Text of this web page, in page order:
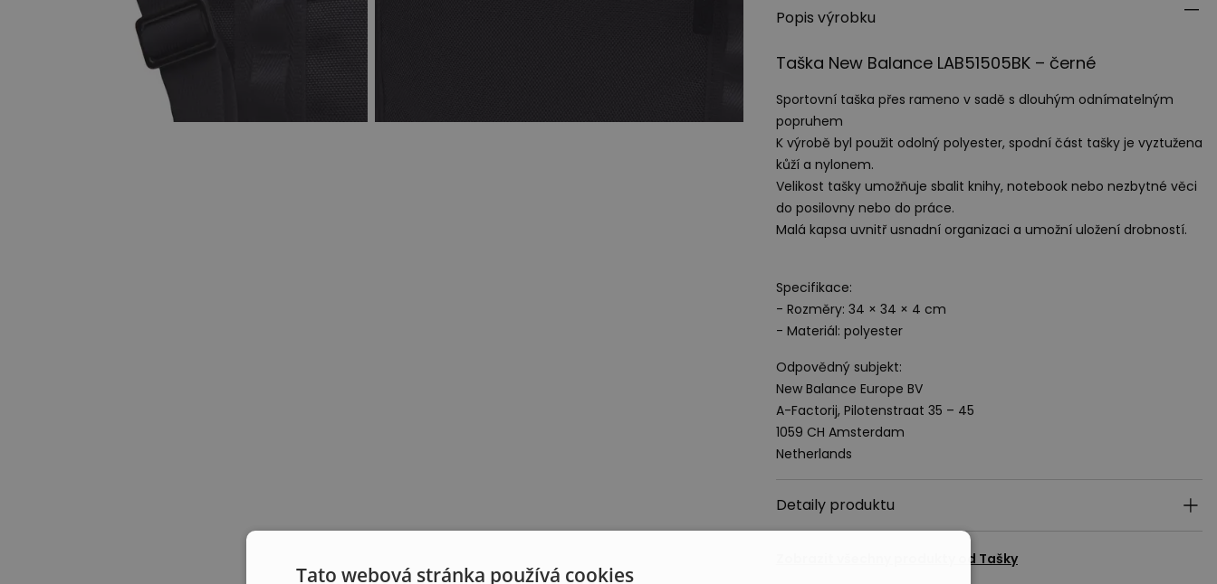
Popis výrobku
Taška New Balance LAB51505BK – černé
Sportovní taška přes rameno v sadě s dlouhým odnímatelným
popruhem
K výrobě byl použit odolný polyester, spodní část tašky je vyztužena
kůží a nylonem.
Velikost tašky umožňuje sbalit knihy, notebook nebo nezbytné věci
do posilovny nebo do práce.
Malá kapsa uvnitř usnadní organizaci a umožní uložení drobností.
Specifikace:
- Rozměry: 34 × 34 × 4 cm
- Materiál: polyester
Odpovědný subjekt:
New Balance Europe BV
A-Factorij, Pilotenstraat 35 – 45
1059 CH Amsterdam
Netherlands
Detaily produktu
Zobrazit všechny produkty od Tašky
Tato webová stránka používá cookies